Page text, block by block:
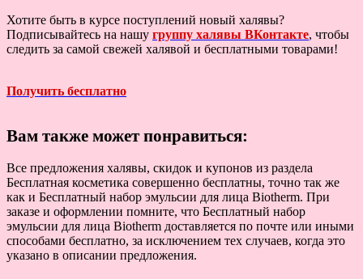
Хотите быть в курсе поступлений новый халявы?
Подписывайтесь на нашу группу халявы ВКонтакте, чтобы
следить за самой свежей халявой и бесплатными товарами!
Получить бесплатно
Вам также может понравиться:
Все предложения халявы, скидок и купонов из раздела
Бесплатная косметика совершенно бесплатны, точно так же
как и Бесплатный набор эмульсии для лица Biotherm. При
заказе и оформлении помните, что Бесплатный набор
эмульсии для лица Biotherm доставляется по почте или иными
способами бесплатно, за исключением тех случаев, когда это
указано в описании предложения.